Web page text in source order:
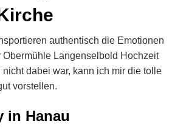
authentisch die Emotionen
Obermühle Langenselbold Hochzeit
nicht dabei war, kann ich mir die tolle
vorstellen.
in Hanau